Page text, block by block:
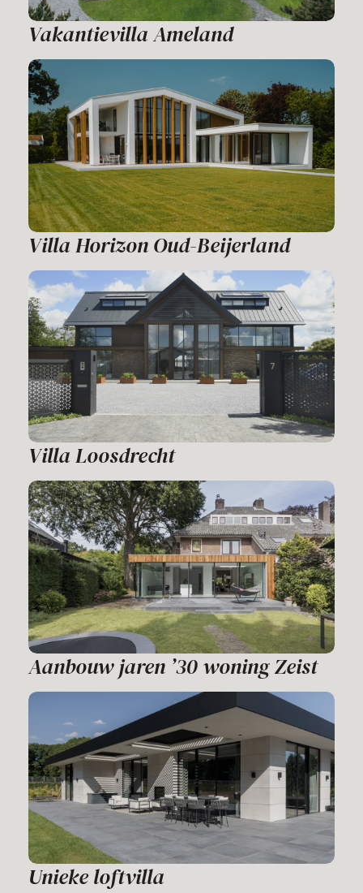
Vakantievilla Ameland
Villa Horizon Oud-Beijerland
Villa Loosdrecht
Aanbouw jaren ’30 woning Zeist
Unieke loftvilla